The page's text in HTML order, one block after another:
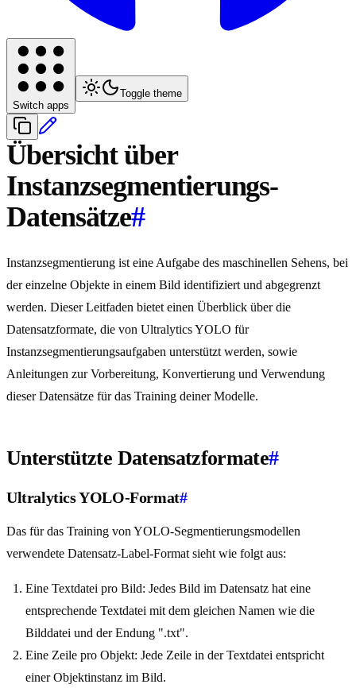
Switch apps
Toggle theme
Übersicht über
Instanzsegmentierungs-
Datensätze#
Instanzsegmentierung ist eine Aufgabe des maschinellen Sehens, bei
der einzelne Objekte in einem Bild identifiziert und abgegrenzt
werden. Dieser Leitfaden bietet einen Überblick über die
Datensatzformate, die von Ultralytics YOLO für
Instanzsegmentierungsaufgaben unterstützt werden, sowie
Anleitungen zur Vorbereitung, Konvertierung und Verwendung
dieser Datensätze für das Training deiner Modelle.
Unterstützte Datensatzformate#
Ultralytics YOLO-Format#
Das für das Training von YOLO-Segmentierungsmodellen
verwendete Datensatz-Label-Format sieht wie folgt aus:
Eine Textdatei pro Bild: Jedes Bild im Datensatz hat eine
entsprechende Textdatei mit dem gleichen Namen wie die
Bilddatei und der Endung ".txt".
Eine Zeile pro Objekt: Jede Zeile in der Textdatei entspricht
einer Objektinstanz im Bild.